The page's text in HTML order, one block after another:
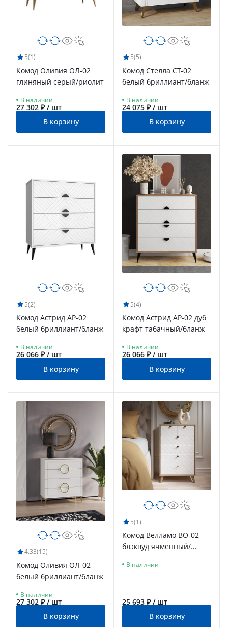
5(1)
Комод Оливия ОЛ-02
глиняный серый/риолит
В наличии
27 302 ₽ / шт
В корзину
5(5)
Комод Стелла СТ-02
белый бриллиант/бланж
В наличии
24 075 ₽ / шт
В корзину
5(2)
Комод Астрид АР-02
белый бриллиант/бланж
В наличии
26 066 ₽ / шт
В корзину
5(4)
Комод Астрид АР-02 дуб
крафт табачный/бланж
В наличии
26 066 ₽ / шт
В корзину
4.33(15)
Комод Оливия ОЛ-02
белый бриллиант/бланж
В наличии
27 302 ₽ / шт
В корзину
5(1)
Комод Велламо ВО-02
блэквуд ячменный/
В наличии
25 693 ₽ / шт
В корзину